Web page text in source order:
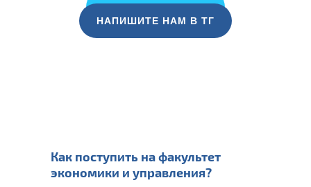
ЗАКАЗАТЬ ЗВОНОК
НАПИШИТЕ НАМ В ТГ
Как поступить на факультет
экономики и управления?